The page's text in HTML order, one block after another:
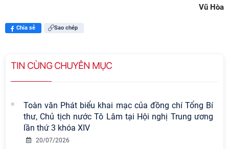
Vũ Hòa
Chia sẻ Sao chép
TIN CÙNG CHUYÊN MỤC
Toàn văn Phát biểu khai mạc của đồng chí Tổng Bí
thư, Chủ tịch nước Tô Lâm tại Hội nghị Trung ương
lần thứ 3 khóa XIV
20/07/2026